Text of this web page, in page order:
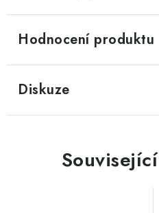
Hodnocení produktu
Diskuze